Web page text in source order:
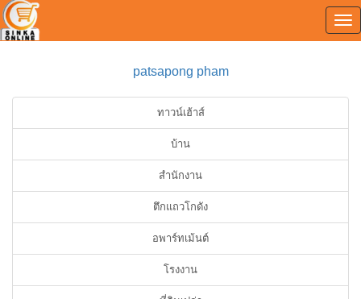
patsapong pham
ทาวน์เฮ้าส์
บ้าน
สำนักงาน
ตึกแถวโกดัง
อพาร์ทเม้นต์
โรงงาน